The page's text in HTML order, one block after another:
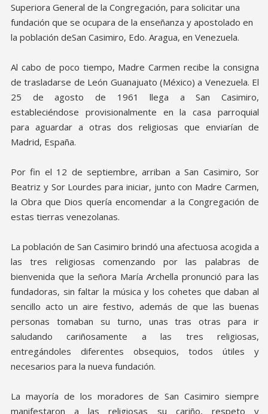
Superiora General de la Congregación, para solicitar una
fundación que se ocupara de la enseñanza y apostolado en
la población deSan Casimiro, Edo. Aragua, en Venezuela.
Al cabo de poco tiempo, Madre Carmen recibe la consigna
de trasladarse de León Guanajuato (México) a Venezuela. El
25 de agosto de 1961 llega a San Casimiro,
estableciéndose provisionalmente en la casa parroquial
para aguardar a otras dos religiosas que enviarían de
Madrid, España.
Por fin el 12 de septiembre, arriban a San Casimiro, Sor
Beatriz y Sor Lourdes para iniciar, junto con Madre Carmen,
la Obra que Dios quería encomendar a la Congregación de
estas tierras venezolanas.
La población de San Casimiro brindó una afectuosa acogida a
las tres religiosas comenzando por las palabras de
bienvenida que la señora María Archella pronunció para las
fundadoras, sin faltar la música y los cohetes que daban al
sencillo acto un aire festivo, además de que las buenas
personas tomaban su turno, unas tras otras para ir
saludando cariñosamente a las tres religiosas,
entregándoles diferentes obsequios, todos útiles y
necesarios para la nueva fundación.
La mayoría de los moradores de San Casimiro siempre
manifestaron a las religiosas su cariño, respeto y